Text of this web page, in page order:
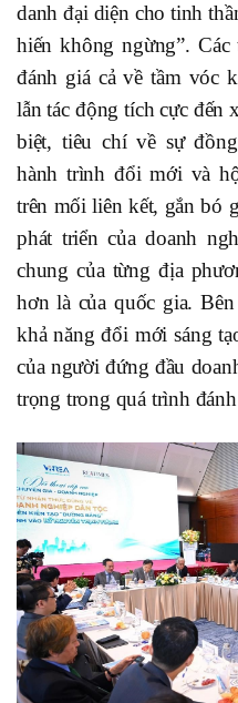
danh đại diện cho tinh
hiến không ngừng”.
đánh giá cả về tầm vóc
lẫn tác động tích cực đến
biệt, tiêu chí về sự
hành trình đổi mới và
trên mối liên kết, gắn bó
phát triển của doanh
chung của từng địa
hơn là của quốc gia.
khả năng đổi mới sáng
của người đứng đầu
trọng trong quá trình